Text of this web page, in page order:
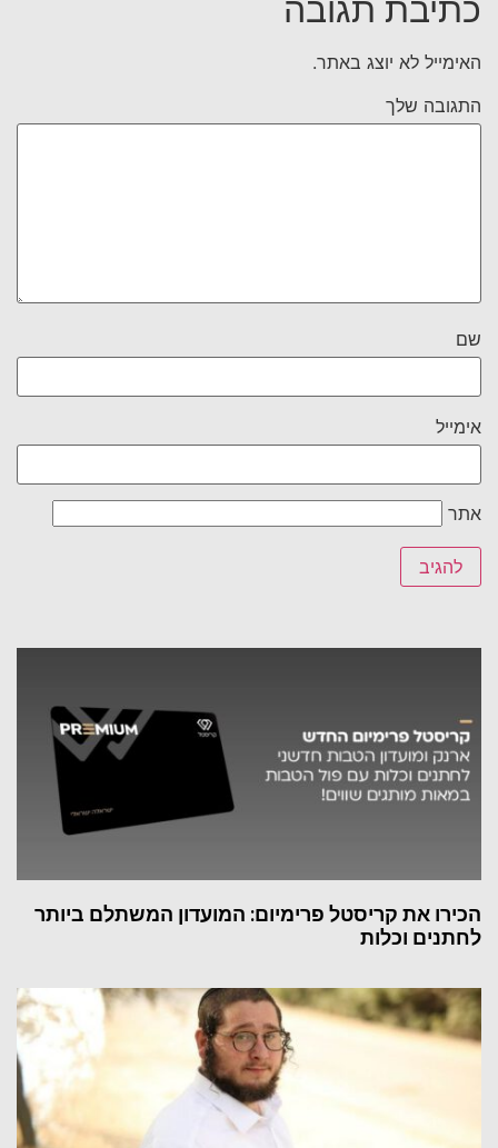
כתיבת תגובה
האימייל לא יוצג באתר.
התגובה שלך
שם
אימייל
אתר
הכירו את קריסטל פרימיום: המועדון המשתלם ביותר
לחתנים וכלות